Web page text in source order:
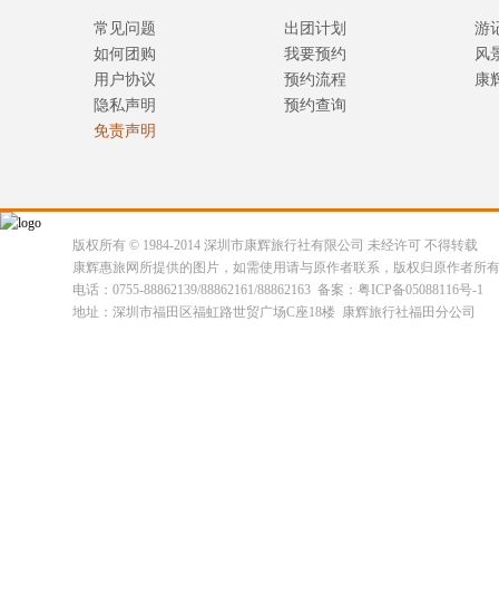
常见问题
如何团购
用户协议
隐私声明
免责声明
出团计划
我要预约
预约流程
预约查询
游
风
康
版权所有 © 1984-2014 深圳市康辉旅行社有限公司 未经许可 不得转载
康辉惠旅网所提供的图片，如需使用请与原作者联系，版权归原作者所
电话：0755-88862139/88862161/88862163 备案：粤ICP备05088116号-1
地址：深圳市福田区福虹路世贸广场C座18楼 康辉旅行社福田分公司